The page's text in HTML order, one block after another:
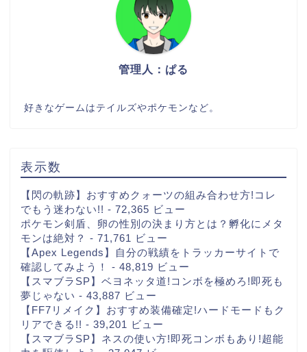
管理人：ぱる
好きなゲームはテイルズやポケモンなど。
表示数
【閃の軌跡】おすすめクォーツの組み合わせ方!コレ
でもう迷わない!! - 72,365 ビュー
ポケモン剣盾、卵の性別の決まり方とは？孵化にメタ
モンは絶対？ - 71,761 ビュー
【Apex Legends】自分の戦績をトラッカーサイトで
確認してみよう！
- 48,819 ビュー
【スマブラSP】ベヨネッタ道!コンボを極めろ!即死も
夢じゃない - 43,887 ビュー
【FF7リメイク】おすすめ装備確定!ハードモードもク
リアできる!! - 39,201 ビュー
【スマブラSP】ネスの使い方!即死コンボもあり!超能